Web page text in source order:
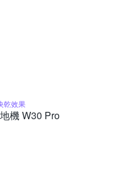
乾效果
機 W30 Pro